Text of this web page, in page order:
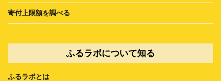
寄付上限額を調べる
ふるラボについて知る
ふるラボとは